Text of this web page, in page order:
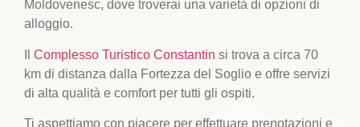
Moldovenesc, dove troverai una varietà di opzioni di
alloggio.
Complesso Turistico Constantin si trova a circa 70
km di distanza dalla Fortezza del Soglio e offre servizi
di alta qualità e comfort per tutti gli ospiti.
Ti aspettiamo con piacere per effettuare prenotazioni e